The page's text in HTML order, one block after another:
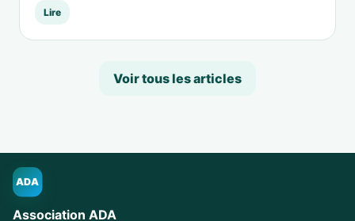
Lire
Voir tous les articles
ADA
Association ADA